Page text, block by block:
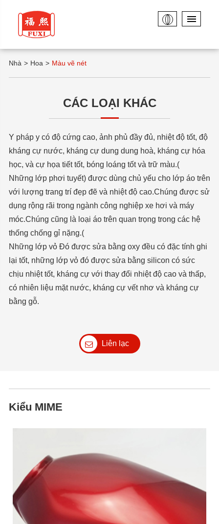
Nhà Hoa Màu vẽ nét
CÁC LOẠI KHÁC
Y pháp y có độ cứng cao, ảnh phủ đầy đủ, nhiệt độ tốt, độ
kháng cự nước, kháng cự dung dung hoà, kháng cự hóa
học, và cự họa tiết tốt, bóng loáng tốt và trữ màu.(
Những lớp phơi tuyết) được dùng chủ yếu cho lớp áo trên
với lượng trang trí đẹp đẽ và nhiệt độ cao.Chúng được sử
dụng rộng rãi trong ngành công nghiệp xe hơi và máy
móc.Chúng cũng là loại áo trên quan trọng trong các hệ
thống chống gỉ nặng.(
Những lớp vỏ Đó được sửa bằng oxy đều có đặc tính ghi
lại tốt, những lớp vỏ đó được sửa bằng silicon có sức
chịu nhiệt tốt, kháng cự với thay đổi nhiệt độ cao và thấp,
có nhiên liệu mặt nước, kháng cự vết nhơ và kháng cự
bằng gỗ.
Liên lạc
Kiểu MIME